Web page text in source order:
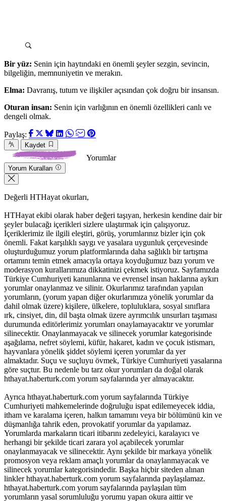
Bir yüz: Senin için haytındaki en önemli şeyler sezgin, sevincin,
bilgeliğin, memnuniyetin ve merakın.
Elma: Davranış, tutum ve ilişkiler açısından çok doğru bir insansın.
Oturan insan: Senin için varlığının en önemli özellikleri canlı ve
dengeli olmak.
Paylaş:
Kaydet
Yorumlar
Yorum Kuralları
Değerli HTHayat okurları,
HTHayat ekibi olarak haber değeri taşıyan, herkesin kendine dair bir
şeyler bulacağı içerikleri sizlere ulaştırmak için çalışıyoruz.
İçeriklerimiz ile ilgili eleştiri, görüş, yorumlarınız bizler için çok
önemli. Fakat karşılıklı saygı ve yasalara uygunluk çerçevesinde
oluşturduğumuz yorum platformlarında daha sağlıklı bir tartışma
ortamını temin etmek amacıyla ortaya koyduğumuz bazı yorum ve
moderasyon kurallarımıza dikkatinizi çekmek istiyoruz. Sayfamızda
Türkiye Cumhuriyeti kanunlarına ve evrensel insan haklarına aykırı
yorumlar onaylanmaz ve silinir. Okurlarımız tarafından yapılan
yorumların, (yorum yapan diğer okurlarımıza yönelik yorumlar da
dahil olmak üzere) kişilere, ülkelere, topluluklara, sosyal sınıflara
ırk, cinsiyet, din, dil başta olmak üzere ayrımcılık unsurları taşıması
durumunda editörlerimiz yorumları onaylamayacaktır ve yorumlar
silinecektir. Onaylanmayacak ve silinecek yorumlar kategorisinde
aşağılama, nefret söylemi, küfür, hakaret, kadın ve çocuk istismarı,
hayvanlara yönelik şiddet söylemi içeren yorumlar da yer
almaktadır. Suçu ve suçluyu övmek, Türkiye Cumhuriyeti yasalarına
göre suçtur. Bu nedenle bu tarz okur yorumları da doğal olarak
hthayat.haberturk.com yorum sayfalarında yer almayacaktır.
Ayrıca hthayat.haberturk.com yorum sayfalarında Türkiye
Cumhuriyeti mahkemelerinde doğruluğu ispat edilemeyecek iddia,
itham ve karalama içeren, halkın tamamını veya bir bölümünü kin ve
düşmanlığa tahrik eden, provokatif yorumlar da yapılamaz.
Yorumlarda markaların ticari itibarını zedeleyici, karalayıcı ve
herhangi bir şekilde ticari zarara yol açabilecek yorumlar
onaylanmayacak ve silinecektir. Aynı şekilde bir markaya yönelik
promosyon veya reklam amaçlı yorumlar da onaylanmayacak ve
silinecek yorumlar kategorisindedir. Başka hiçbir siteden alınan
linkler hthayat.haberturk.com yorum sayfalarında paylaşılamaz.
hthayat.haberturk.com yorum sayfalarında paylaşılan tüm
yorumların yasal sorumluluğu yorumu yapan okura aittir ve